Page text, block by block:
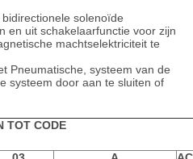
solenoïde
en uit schakelaarfunctie voor zijn
machtselektriciteit te
Pneumatische, systeem van de
systeem door aan te sluiten of
TOT CODE